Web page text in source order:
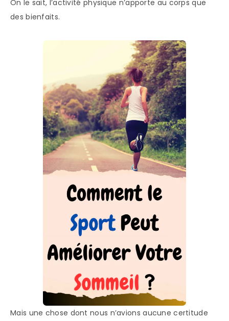
On le sait, l’activité physique n’apporte au corps que
des bienfaits.
Mais une chose dont nous n’avions aucune certitude